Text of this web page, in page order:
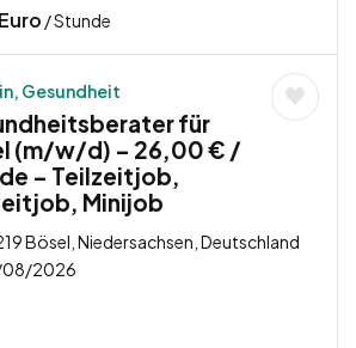
Euro / Stunde
Gesundheit
für
(m/w/d) – 26,00 € /
– Teilzeitjob,
Minijob
Bösel, Niedersachsen, Deutschland
2026